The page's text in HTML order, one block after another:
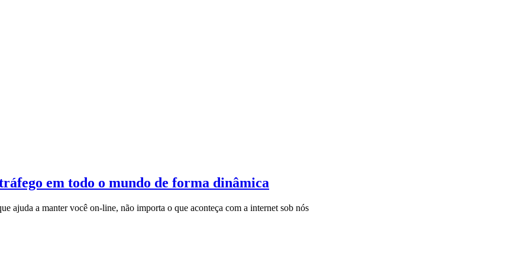
em todo o mundo de forma dinâmica
ajuda a manter você on-line, não importa o que aconteça com a internet sob nós